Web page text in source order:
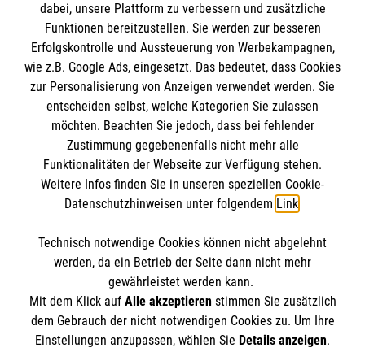
Impressum
Datenschutz
Kontakt
Barrierefreiheit
Die Malteser
Malteser in Deutschland
Malteserorden
Sharepoint
Spendenkonto
IBAN: DE39 3706 0120 1201 2150 10
BIC: GENODED1PA7
Stichwort: Hümmling
So finden Sie uns
Ulmenstraße 8
49751 Sögel
Der Malteser Hilfsdienst e.V. ist als eingetragene
dabei, unsere Plattform zu verbessern und zusätzliche
Funktionen bereitzustellen. Sie werden zur besseren
Erfolgskontrolle und Aussteuerung von Werbekampagnen,
wie z.B. Google Ads, eingesetzt. Das bedeutet, dass Cookies
zur Personalisierung von Anzeigen verwendet werden. Sie
entscheiden selbst, welche Kategorien Sie zulassen
möchten. Beachten Sie jedoch, dass bei fehlender
Zustimmung gegebenenfalls nicht mehr alle
Funktionalitäten der Webseite zur Verfügung stehen.
Weitere Infos finden Sie in unseren speziellen Cookie-
Datenschutzhinweisen unter folgendem Link.
Technisch notwendige Cookies können nicht abgelehnt
werden, da ein Betrieb der Seite dann nicht mehr
gewährleistet werden kann.
Mit dem Klick auf Alle akzeptierenstimmen Sie zusätzlich
dem Gebrauch der nicht notwendigen Cookies zu. Um Ihre
Einstellungen anzupassen, wählen Sie Details anzeigen.